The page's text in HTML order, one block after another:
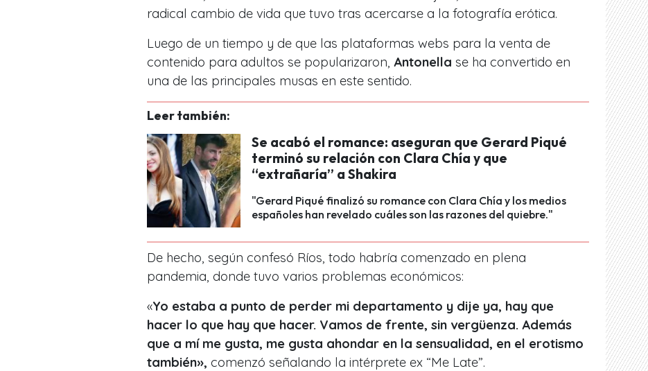
radical cambio de vida que tuvo tras acercarse a la fotografía erótica.
Luego de un tiempo y de que las plataformas webs para la venta de
contenido para adultos se popularizaron, Antonella se ha convertido en
una de las principales musas en este sentido.
Leer también:
Se acabó el romance: aseguran que Gerard Piqué
terminó su relación con Clara Chía y que
“extrañaría” a Shakira
"Gerard Piqué finalizó su romance con Clara Chía y los medios
españoles han revelado cuáles son las razones del quiebre."
De hecho, según confesó Ríos, todo habría comenzado en plena
pandemia, donde tuvo varios problemas económicos:
«Yo estaba a punto de perder mi departamento y dije ya, hay que
hacer lo que hay que hacer. Vamos de frente, sin vergüenza. Además
que a mí me gusta, me gusta ahondar en la sensualidad, en el erotismo
también», comenzó señalando la intérprete ex “Me Late”.